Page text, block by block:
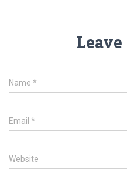
Name *
Email *
Website